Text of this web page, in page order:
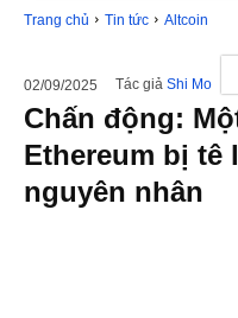
Trang chủ Tin tức Altcoin
02/09/2025 Tác giả Shi Mo
Chấn động:
Ethereum bị tê
nguyên nhân